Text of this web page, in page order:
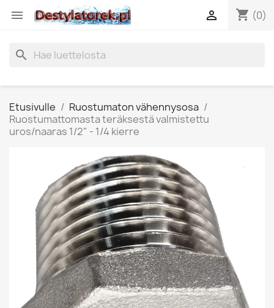
 shopping_cart (0)

search
Etusivulle
Ruostumaton vähennysosa
Ruostumattomasta teräksestä valmistettu
uros/naaras 1/2" - 1/4 kierre